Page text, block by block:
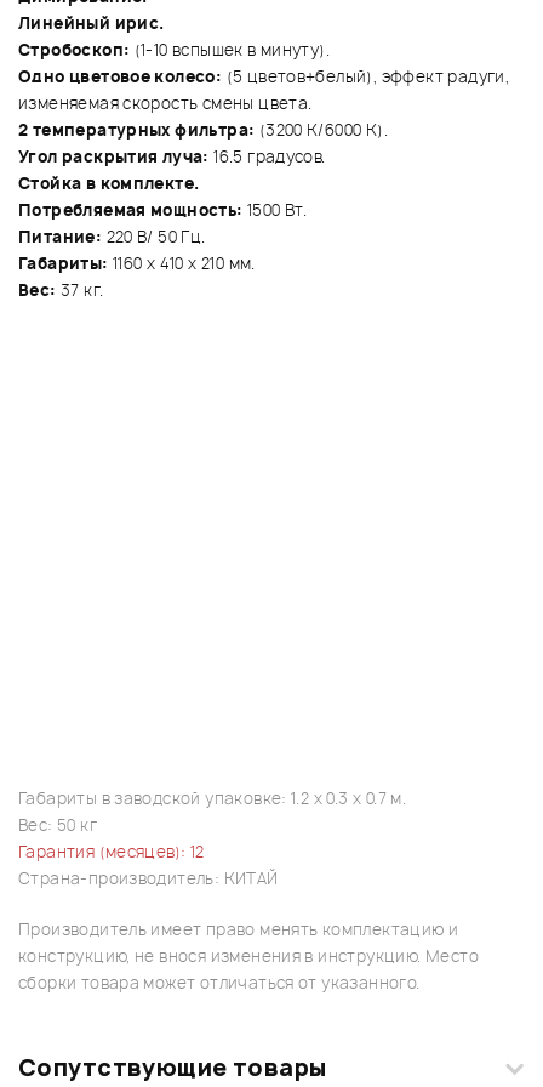
Линейный ирис.
Стробоскоп: (1-10 вспышек в минуту).
Одно цветовое колесо: (5 цветов+белый), эффект радуги,
изменяемая скорость смены цвета.
2 температурных фильтра: (3200 К/6000 К).
Угол раскрытия луча: 16.5 градусов.
Стойка в комплекте.
Потребляемая мощность: 1500 Вт.
Питание: 220 В/ 50 Гц.
Габариты: 1160 х 410 х 210 мм.
Вес: 37 кг.
Габариты в заводской упаковке: 1.2 x 0.3 x 0.7 м.
Вес: 50 кг
Гарантия (месяцев): 12
Страна-производитель: КИТАЙ
Производитель имеет право менять комплектацию и
конструкцию, не внося изменения в инструкцию. Место
сборки товара может отличаться от указанного.
Сопутствующие товары